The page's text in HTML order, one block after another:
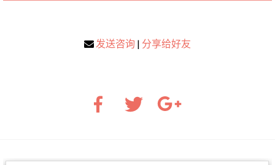
发送咨询 | 分享给好友